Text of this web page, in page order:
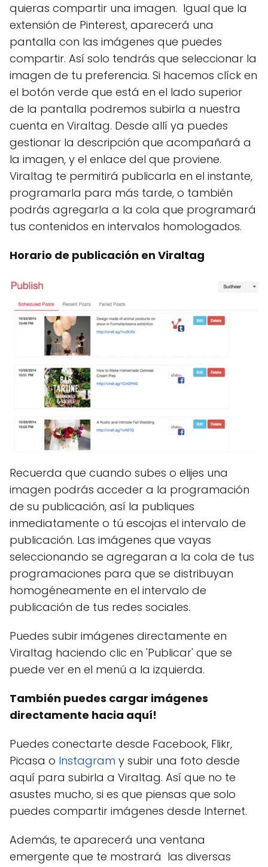
quieras compartir una imagen. Igual que la
extensión de Pinterest, aparecerá una
pantalla con las imágenes que puedes
compartir. Así solo tendrás que seleccionar la
imagen de tu preferencia. Si hacemos clíck en
el botón verde que está en el lado superior
de la pantalla podremos subirla a nuestra
cuenta en Viraltag. Desde allí ya puedes
gestionar la descripción que acompañará a
la imagen, y el enlace del que proviene.
Viraltag te permitirá publicarla en el instante,
programarla para más tarde, o también
podrás agregarla a la cola que programará
tus contenidos en intervalos homologados.
Horario de publicación en Viraltag
Recuerda que cuando subes o elijes una
imagen podrás acceder a la programación
de su publicación, así la publiques
inmediatamente o tú escojas el intervalo de
publicación. Las imágenes que vayas
seleccionando se agregaran a la cola de tus
programaciones para que se distribuyan
homogéneamente en el intervalo de
publicación de tus redes sociales.
Puedes subir imágenes directamente en
Viraltag haciendo clic en 'Publicar' que se
puede ver en el menú a la izquierda.
También puedes cargar imágenes
directamente hacia aquí!
Puedes conectarte desde Facebook, Flikr,
Picasa o Instagram y subir una foto desde
aquí para subirla a Viraltag. Así que no te
asustes mucho, si es que piensas que solo
puedes compartir imágenes desde Internet.
Además, te aparecerá una ventana
emergente que te mostrará las diversas